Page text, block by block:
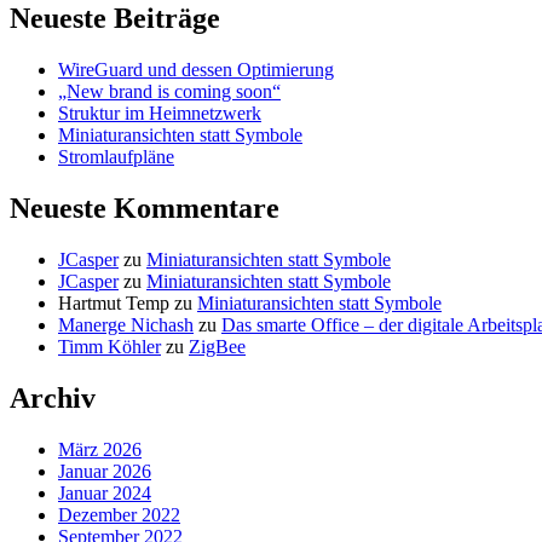
Neueste Beiträge
WireGuard und dessen Optimierung
„New brand is coming soon“
Struktur im Heimnetzwerk
Miniaturansichten statt Symbole
Stromlaufpläne
Neueste Kommentare
JCasperzu Miniaturansichten statt Symbole
JCasperzu Miniaturansichten statt Symbole
Hartmut Temp zu Miniaturansichten statt Symbole
Manerge Nichash zu Das smarte Office – der digitale
Timm Köhlerzu ZigBee
Archiv
März 2026
Januar 2026
Januar 2024
Dezember 2022
September 2022